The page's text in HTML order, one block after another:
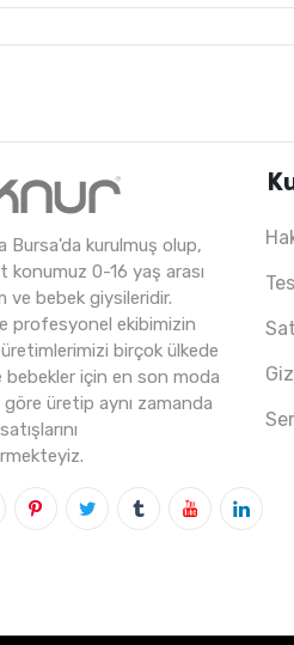
ADET
Bursa'da kurulmuş olup,
konumuz 0-16 yaş arası
ve bebek giysileridir.
profesyonel ekibimizin
birçok ülkede
bebekler için en son moda
üretip aynı zamanda